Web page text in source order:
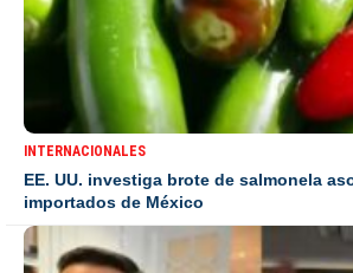
INTERNACIONALES
EE. UU. investiga brote de salmonela
importados de México